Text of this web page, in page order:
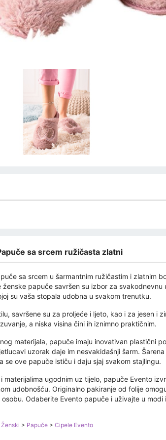
sa srcem ružičasta zlatni
sa srcem u šarmantnim ružičastim i zlatnim
ženske papuče savršen su izbor za
su vaša stopala udobna u svakom trenutku.
savršene su za proljeće i ljeto, kao i za jesen i
a niska visina čini ih iznimno praktičnim.
materijala, papuče imaju inovativan plastični
uzorak daje im nesvakidašnji šarm.
se ove papuče ističu i daju sjaj svakom stajlingu.
materijalima ugodnim uz tijelo, papuče Evento
udobnošću. Originalno pakiranje od folije
Odaberite Evento papuče i uživajte u
Ženski > Papuče > Cipele Evento